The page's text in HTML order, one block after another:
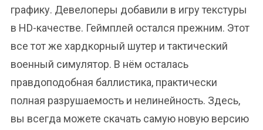
графику. Девелоперы добавили в игру текстуры
в HD-качестве. Геймплей остался прежним. Этот
все тот же хардкорный шутер и тактический
военный симулятор. В нём осталась
правдоподобная баллистика, практически
полная разрушаемость и нелинейность. Здесь,
вы всегда можете скачать самую новую версию